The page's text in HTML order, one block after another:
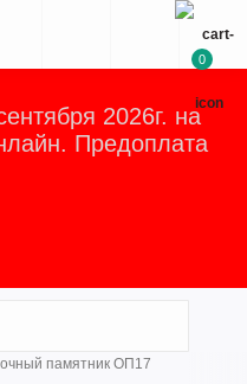
2026г. на
Предоплата
0
памятник ОП17